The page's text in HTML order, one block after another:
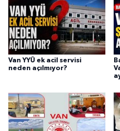
Van YYÜ ek acil servisi
neden açılmıyor?